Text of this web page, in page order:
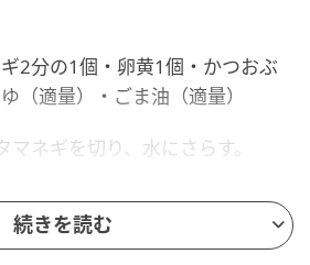
ギ2分の1個・卵黄1個・かつおぶ
（適量）・ごま油（適量）
マネギを切り、水にさらす。
タマネギを皿に盛り付ける。
節と卵黄をのせる。
続きを読む